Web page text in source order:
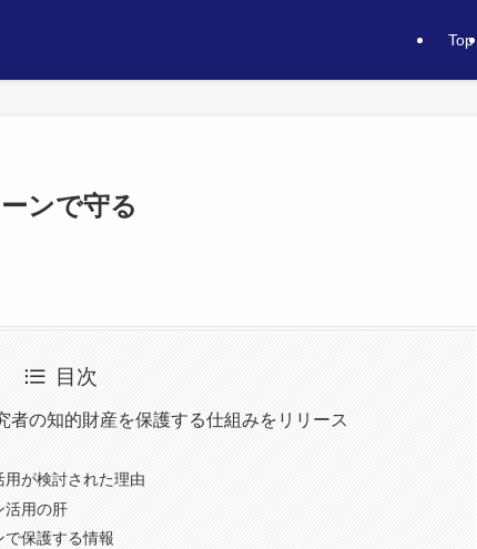
Top
ンで守る
目次
者の知的財産を保護する仕組みをリリース
が検討された理由
活用の肝
保護する情報